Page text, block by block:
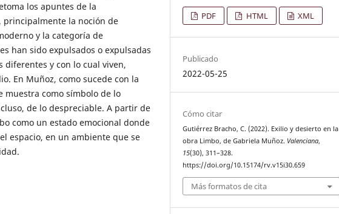
los apuntes de la
principalmente la noción de
y la categoría de
han sido expulsados o expulsadas
y con lo cual viven,
En Muñoz, como sucede con la
muestra como símbolo de lo
de lo despreciable. A partir de
como un estado emocional donde
espacio, en un ambiente que se
PDF HTML XML
Publicado
2022-05-25
Cómo citar
Gutiérrez Bracho, C. (2022). Exilio y desierto en la
obra Limbo, de Gabriela Muñoz. Valenciana,
15(30), 311–328.
https://doi.org/10.15174/rv.v15i30.659
Más formatos de cita